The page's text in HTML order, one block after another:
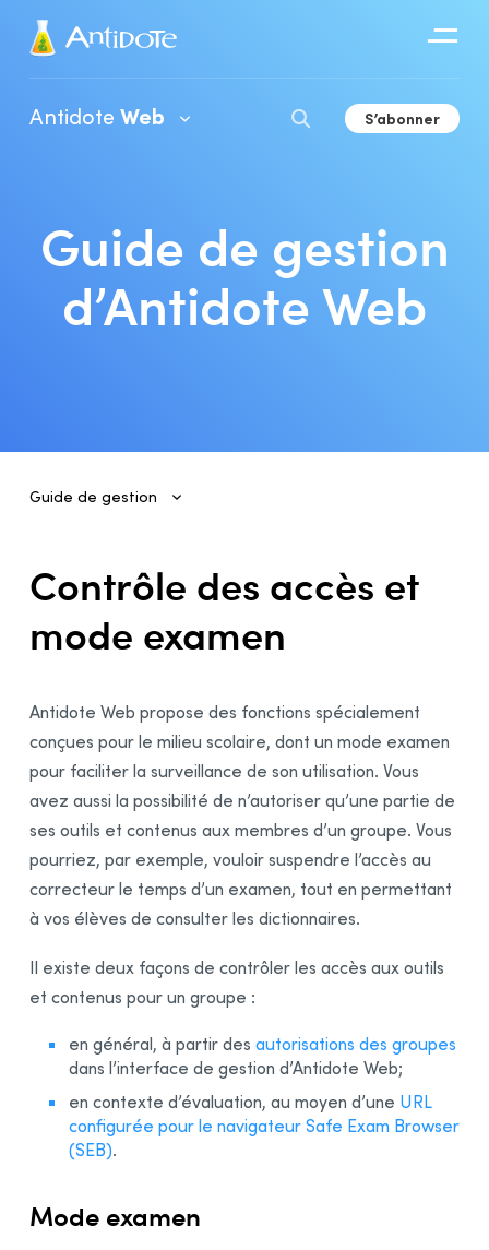
Antidote
Organisations
Découvrir
Antidote Web
Guide d’utilisation
Guide d’utilisation de l’Espace client
S’abonner
Guide de gestion
d’Antidote Web
Guide de gestion
Autorisations des groupes
Autorisations avec une URL pour SEB
Contrôle des accès et
mode examen
Antidote Web propose des fonctions spécialement
conçues pour le milieu scolaire, dont un mode examen
pour faciliter la surveillance de son utilisation. Vous
avez aussi la possibilité de n’autoriser qu’une partie de
ses outils et contenus aux membres d’un groupe. Vous
pourriez, par exemple, vouloir suspendre l’accès au
correcteur le temps d’un examen, tout en permettant
à vos élèves de consulter les dictionnaires.
Il existe deux façons de contrôler les accès aux outils
et contenus pour un groupe :
en général, à partir des autorisations des groupes
dans l’interface de gestion d’Antidote Web;
en contexte d’évaluation, au moyen d’une URL
configurée pour le navigateur Safe Exam Browser
(SEB).
Mode examen